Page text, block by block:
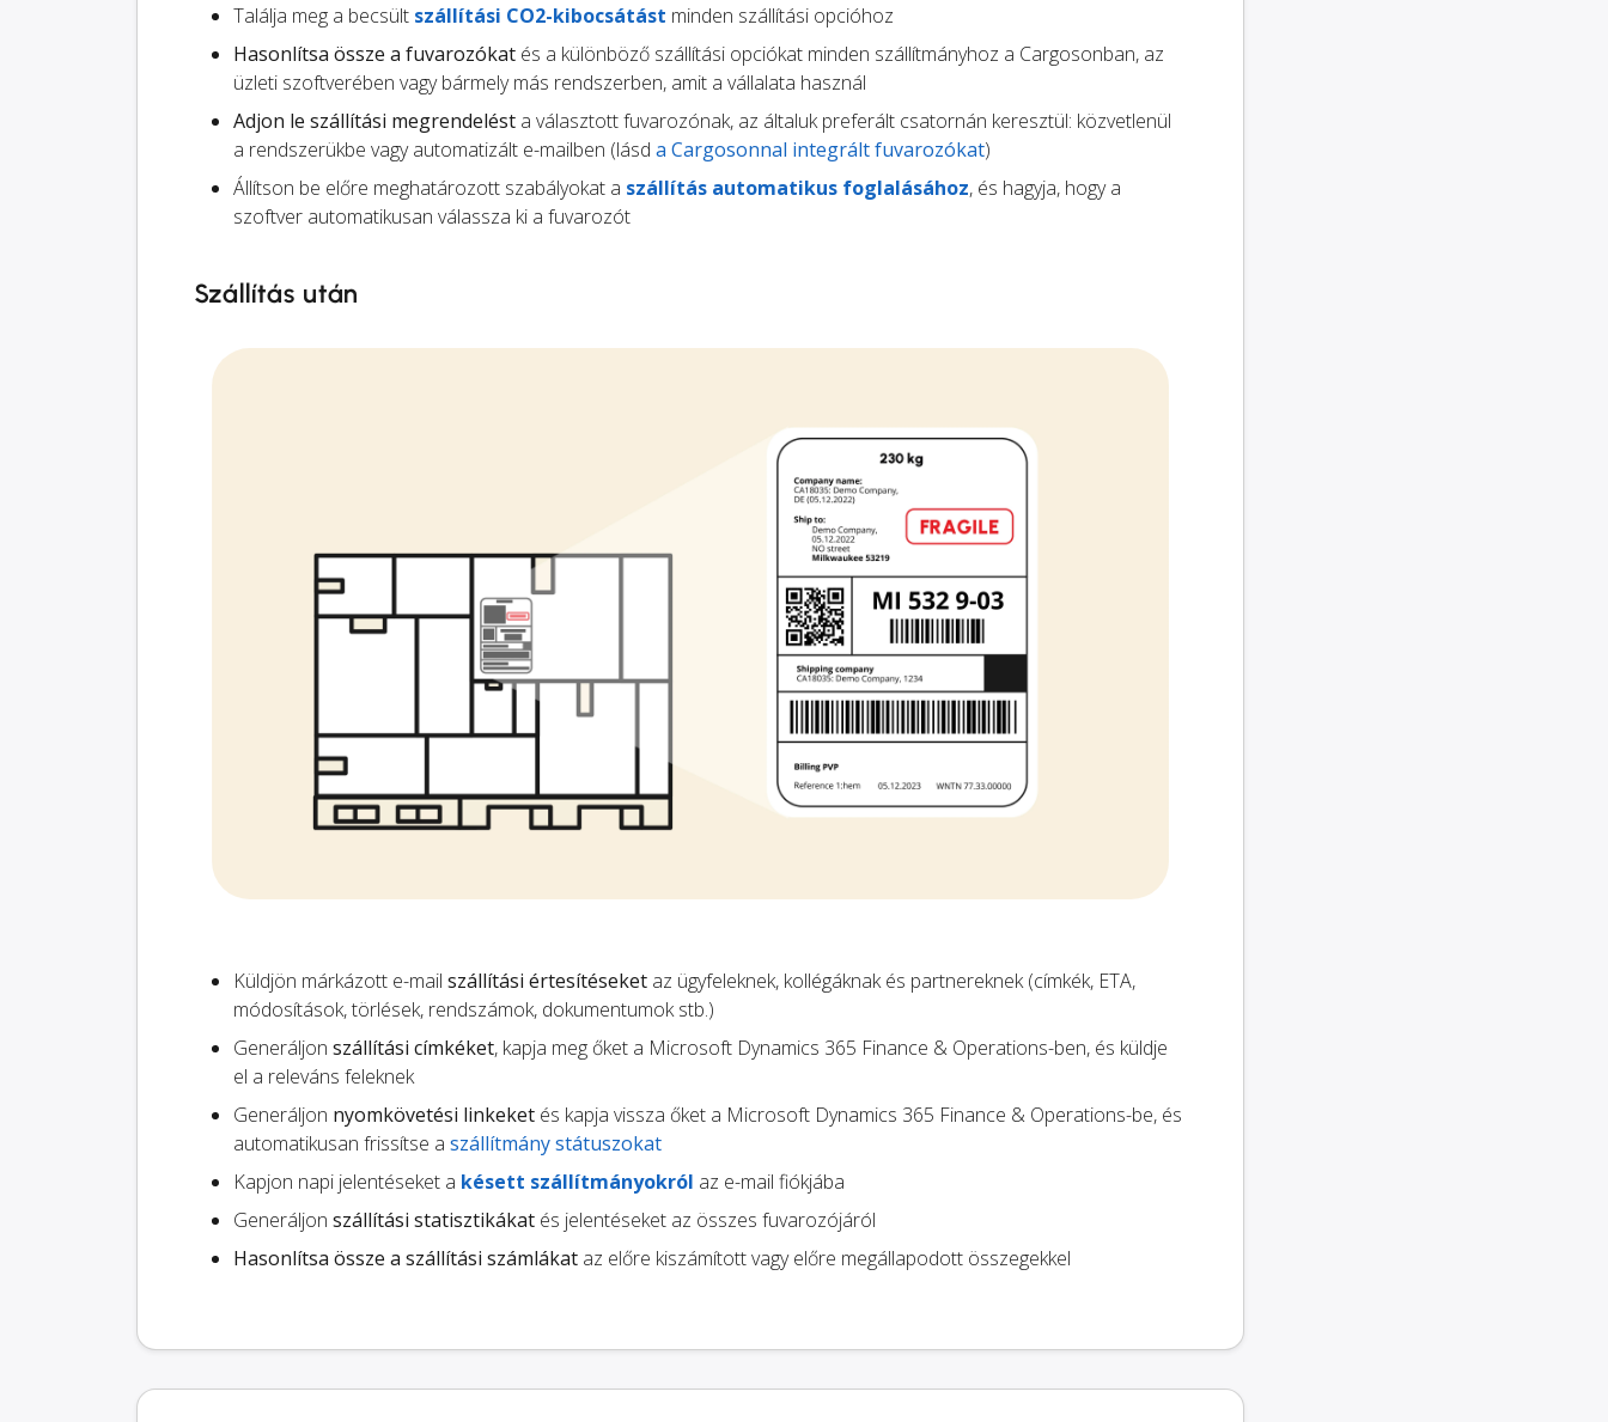
Találja meg a becsült szállítási CO2-kibocsátást minden szállítási opcióhoz
Hasonlítsa össze a fuvarozókat és a különböző szállítási opciókat minden szállítmányhoz a Cargosonban, az
üzleti szoftverében vagy bármely más rendszerben, amit a vállalata használ
Adjon le szállítási megrendelést a választott fuvarozónak, az általuk preferált csatornán keresztül: közvetlenül
a rendszerükbe vagy automatizált e-mailben (lásd a Cargosonnal integrált fuvarozókat)
Állítson be előre meghatározott szabályokat a szállítás automatikus foglalásához, és hagyja, hogy a
szoftver automatikusan válassza ki a fuvarozót
Szállítás után
Küldjön márkázott e-mail szállítási értesítéseket az ügyfeleknek, kollégáknak és partnereknek (címkék, ETA,
módosítások, törlések, rendszámok, dokumentumok stb.)
Generáljon szállítási címkéket, kapja meg őket a Microsoft Dynamics 365 Finance & Operations-ben, és küldje
el a releváns feleknek
Generáljon nyomkövetési linkeket és kapja vissza őket a Microsoft Dynamics 365 Finance & Operations-be, és
automatikusan frissítse a szállítmány státuszokat
Kapjon napi jelentéseket a késett szállítmányokról az e-mail fiókjába
Generáljon szállítási statisztikákat és jelentéseket az összes fuvarozójáról
Hasonlítsa össze a szállítási számlákat az előre kiszámított vagy előre megállapodott összegekkel